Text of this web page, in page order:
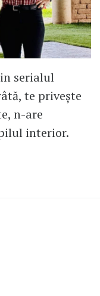
serialul
te privește
n-are
interior.